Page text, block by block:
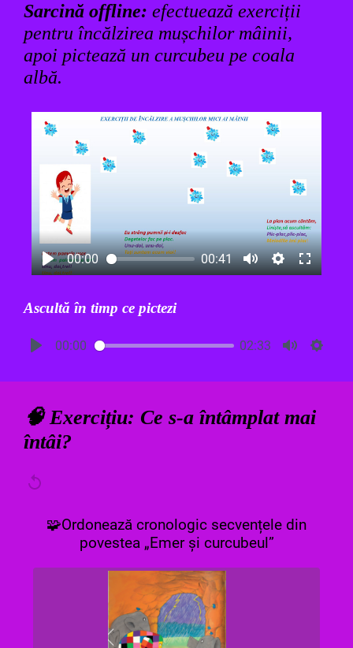
Sarcină offline: efectuează exerciții
pentru încălzirea mușchilor mâinii,
apoi pictează un curcubeu pe coala
albă.
00:00 00:41
Ascultă în timp ce pictezi
00:00 02:33
🧠Exercițiu: Ce s-a întâmplat mai
întâi?
🧩Ordonează cronologic secvențele din
povestea „Emer și curcubeul”